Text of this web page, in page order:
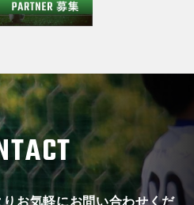
お気軽にお問い合わせくだ